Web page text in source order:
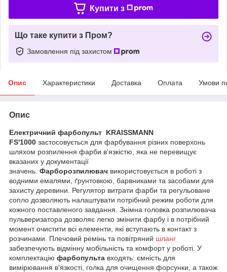
Купити з
Що таке купити з Пром?
Замовлення під захистом
Опис Характеристики Доставка Оплата Умови
Опис
Електричний фарбопульт KRAISSMANN
FS'1000 застосовується для фарбування різних поверхонь
шляхом розпилення фарби в'язкістю, яка не перевищує
вказаних у документації
значень. Фарборозпилювач використовується в роботі з
водними емалями, ґрунтовкою, барвниками та засобами для
захисту деревини. Регулятор витрати фарби та регульоване
сопло дозволяють налаштувати потрібний режим роботи для
кожного поставленого завдання. Знімна головка розпилювача
пульверизатора дозволяє легко змінити фарбу і в потрібний
момент очистити всі елементи, які вступають в контакт з
розчинами. Плечовий ремінь та повітряний шланг
забезпечують відмінну мобільність та комфорт у роботі. У
комплектацію фарбопульта входять: ємність для
вимірювання в'язкості, голка для очищення форсунки, а також